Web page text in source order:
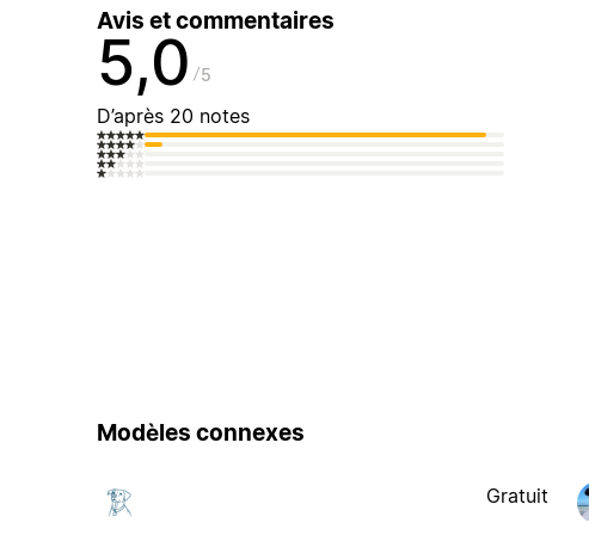
Avis et commentaires
5,0 5
D’après 20 notes
Modèles connexes
Gratuit